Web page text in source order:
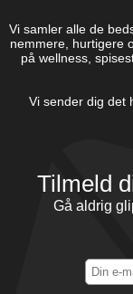
Vi samler alle de
nemmere, hurtigere
på wellness,
Vi sender dig det
Tilmeld
Gå aldrig